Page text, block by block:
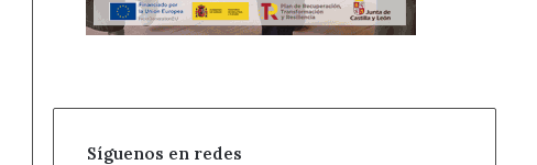
Síguenos en redes